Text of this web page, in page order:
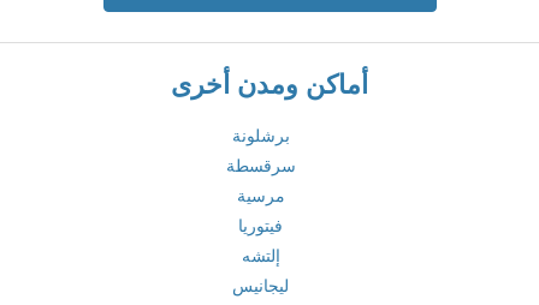
أماكن ومدن أخرى
برشلونة
سرقسطة
مرسية
فيتوريا
إلتشه
ليجانيس